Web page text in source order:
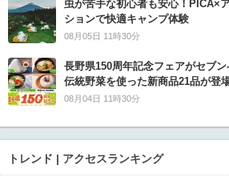
虫が苦手な初心者も安心！PICA×
ションで快適キャンプ体験
08月05日 11時30分
長野県150周年記念フェアがセブ
伝統野菜を使った新商品21品が登
08月04日 11時30分
トレンド | アクセスランキング